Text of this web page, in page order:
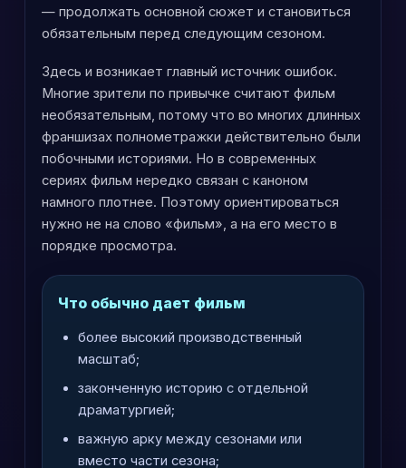
— продолжать основной сюжет и становиться
обязательным перед следующим сезоном.
Здесь и возникает главный источник ошибок.
Многие зрители по привычке считают фильм
необязательным, потому что во многих длинных
франшизах полнометражки действительно были
побочными историями. Но в современных
сериях фильм нередко связан с каноном
намного плотнее. Поэтому ориентироваться
нужно не на слово «фильм», а на его место в
порядке просмотра.
Что обычно дает фильм
более высокий производственный
масштаб;
законченную историю с отдельной
драматургией;
важную арку между сезонами или
вместо части сезона;